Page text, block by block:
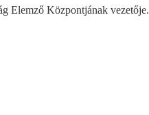
Elemző Központjának vezetője.